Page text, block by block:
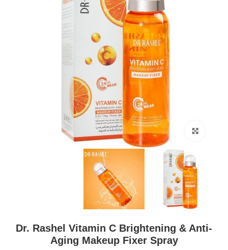
Click to enlarge
Dr. Rashel Vitamin C Brightening & Anti-
Aging Makeup Fixer Spray